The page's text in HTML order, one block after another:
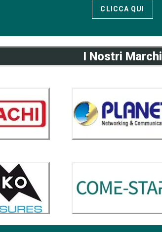
CLICCA QUI
I Nostri Marchi